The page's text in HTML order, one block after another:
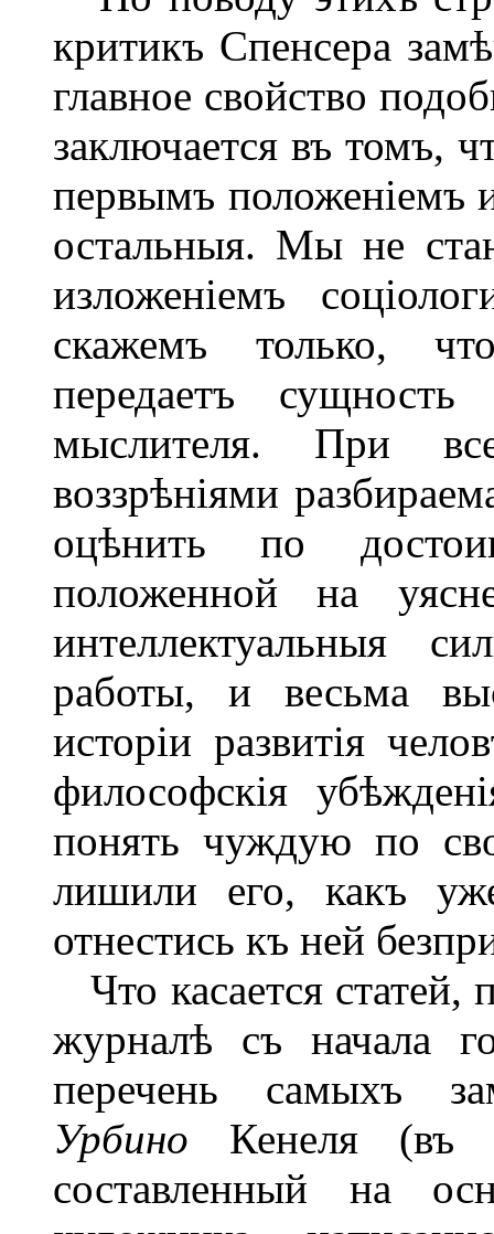
критикъ Спенсера
главное свойство
заключается въ томъ,
первымъ положеніемъ
остальныя. Мы не
изложеніемъ
скажемъ только,
передаетъ сущность
мыслителя. При
воззрѣніями
оцѣнить по
положенной на
интеллектуальныя
работы, и весьма
исторіи развитія
философскія
понять чуждую по
лишили его, какъ
отнестись къ ней
Что касается
журналѣ съ начала
перечень самыхъ
Урбино Кенеля (въ
составленный на